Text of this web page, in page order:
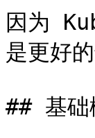
因为
是更好的
## 基础